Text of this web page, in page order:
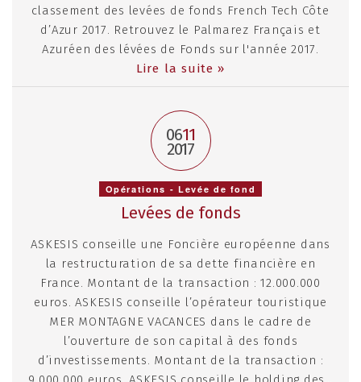
classement des levées de fonds French Tech Côte
d’Azur 2017. Retrouvez le Palmarez Français et
Azuréen des lévées de Fonds sur l'année 2017.
Lire la suite »
0611
2017
Opérations - Levée de fond
Levées de fonds
ASKESIS conseille une Foncière européenne dans
la restructuration de sa dette financière en
France. Montant de la transaction : 12.000.000
euros. ASKESIS conseille l’opérateur touristique
MER MONTAGNE VACANCES dans le cadre de
l’ouverture de son capital à des fonds
d’investissements. Montant de la transaction :